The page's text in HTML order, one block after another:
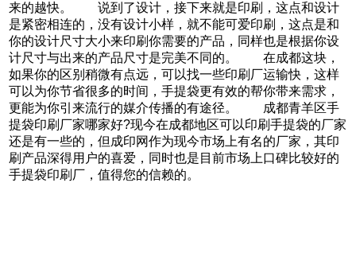
来的越快。 说到了设计，接下来就是印刷，这点和设计
是紧密相连的，没有设计小样，就不能可爱印刷，这点是和
你的设计尺寸大小来印刷你需要的产品，同样也是根据你设
计尺寸与出来的产品尺寸是完美不同的。 在成都这块，
如果你的区别稍微有点远，可以找一些印刷厂运输快，这样
可以为你节省很多的时间，手提袋更有效的帮你带来需求，
更能为你引来流行的媒介传播的有途径。 成都青羊区手
提袋印刷厂家哪家好?现今在成都地区可以印刷手提袋的厂家
还是有一些的，但成印网作为现今市场上有名的厂家，其印
刷产品深得用户的喜爱，同时也是目前市场上口碑比较好的
手提袋印刷厂，值得您的信赖的。